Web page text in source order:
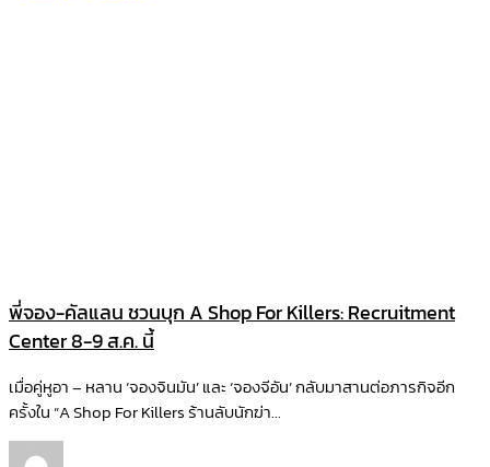
พี่จอง-คัลแลน ชวนบุก A Shop For Killers: Recruitment
Center 8-9 ส.ค. นี้
เมื่อคู่หูอา – หลาน ‘จองจินมัน’ และ ‘จองจีอัน’ กลับมาสานต่อภารกิจอีก
ครั้งใน “A Shop For Killers ร้านลับนักฆ่า...